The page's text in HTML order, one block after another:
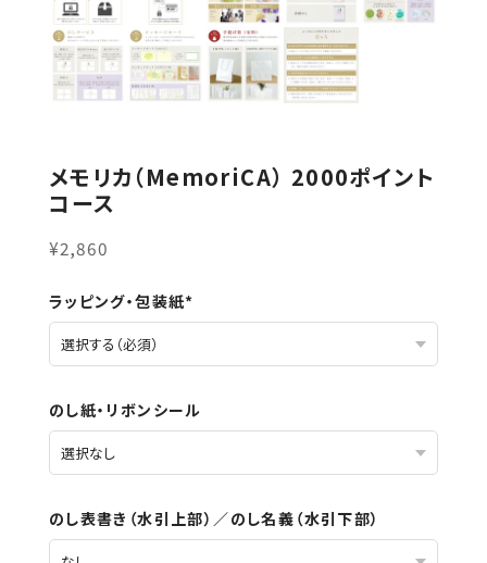
メモリカ（MemoriCA） 2000ポイント
コース
¥2,860
ラッピング・包装紙*
のし紙・リボンシール
のし表書き（水引上部）／のし名義（水引下部）